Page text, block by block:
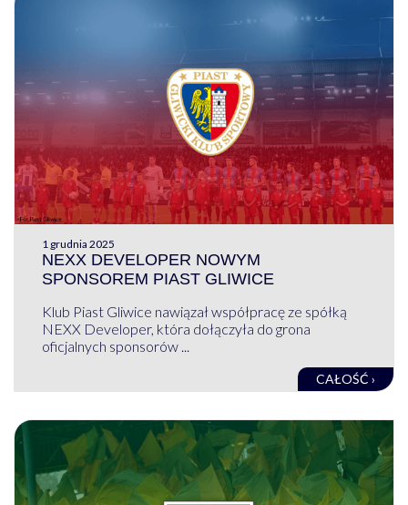
1 grudnia 2025
NEXX DEVELOPER NOWYM
SPONSOREM PIAST GLIWICE
Klub Piast Gliwice nawiązał współpracę ze spółką
NEXX Developer, która dołączyła do grona
oficjalnych sponsorów ...
CAŁOŚĆ ›